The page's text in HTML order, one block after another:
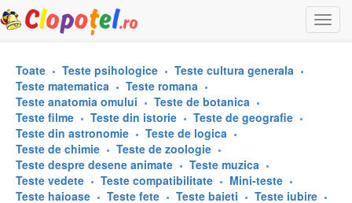
Toate Teste psihologice
Teste cultura generala
Teste matematica
Teste romana
Teste anatomia omului
Teste de botanica
Teste filme
Teste din istorie
Teste de geografie
Teste din astronomie
Teste de logica
Teste de chimie
Teste de zoologie
Teste despre desene animate
Teste muzica
Teste vedete
Teste compatibilitate
Mini-teste
Teste haioase
Teste fete Teste baieti
Teste iubire